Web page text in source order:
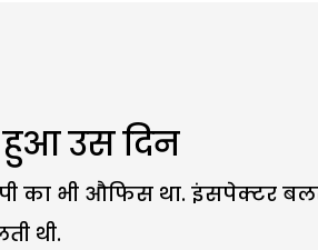
उस दिन
का भी औफिस था. इंसपेक्टर
थी.